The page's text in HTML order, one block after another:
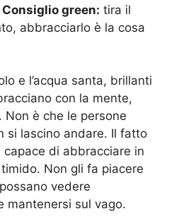
Consiglio green: tira il
abbracciarlo è la cosa
e l’acqua santa, brillanti
con la mente,
è che le persone
si lascino andare. Il fatto
di abbracciare in
Non gli fa piacere
vedere
mantenersi sul vago.